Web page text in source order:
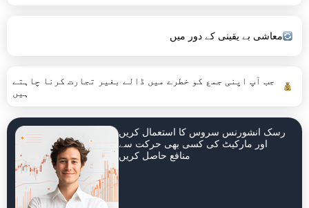
معاشی بے یقینی کے دور میں
جب آپ اپنی جمع کو خطرے میں ڈالے بغیر تجارت کرنا چاہتے
ہیں
رسک انشورنس سروس کا استعمال کریں
اور مارکیٹ کی کسی بھی حرکت سے
منافع حاصل کریں